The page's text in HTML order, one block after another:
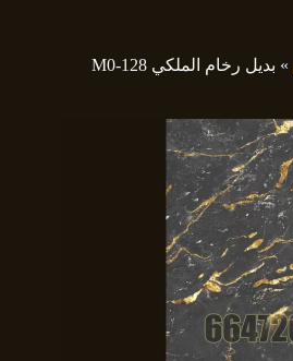
» بديل رخام الملكي M0-128